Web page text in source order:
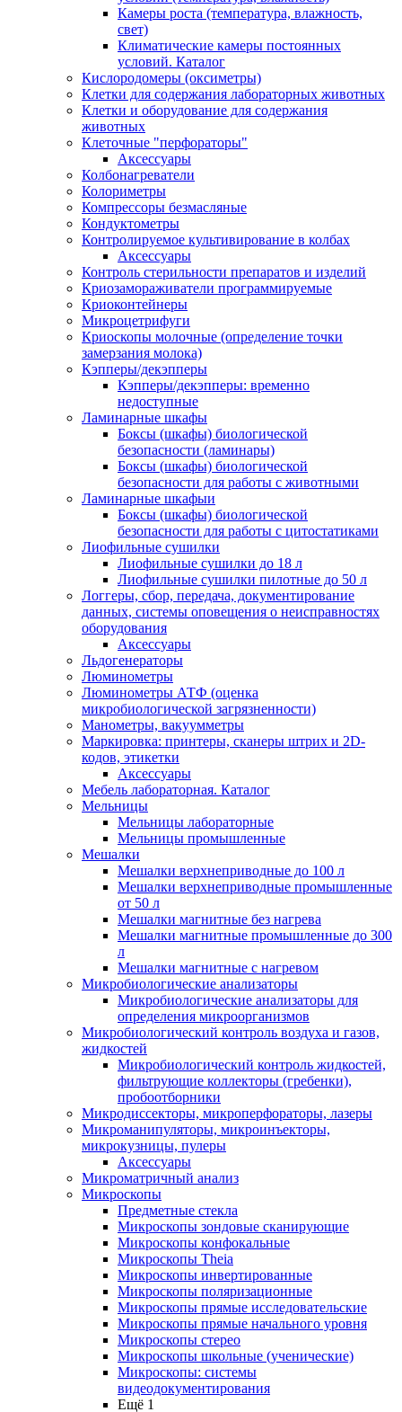
Камеры роста (температура, влажность,
свет)
Климатические камеры постоянных
условий. Каталог
Кислородомеры (оксиметры)
Клетки для содержания лабораторных животных
Клетки и оборудование для содержания
животных
Клеточные "перфораторы"
Аксессуары
Колбонагреватели
Колориметры
Компрессоры безмасляные
Кондуктометры
Контролируемое культивирование в колбах
Аксессуары
Контроль стерильности препаратов и изделий
Криозамораживатели программируемые
Криоконтейнеры
Микроцетрифуги
Криоскопы молочные (определение точки
замерзания молока)
Кэпперы/декэпперы
Кэпперы/декэпперы: временно
недоступные
Ламинарные шкафы
Боксы (шкафы) биологической
безопасности (ламинары)
Боксы (шкафы) биологической
безопасности для работы с животными
Ламинарные шкафыи
Боксы (шкафы) биологической
безопасности для работы с цитостатиками
Лиофильные сушилки
Лиофильные сушилки до 18 л
Лиофильные сушилки пилотные до 50 л
Логгеры, сбор, передача, документирование
данных, системы оповещения о неисправностях
оборудования
Аксессуары
Льдогенераторы
Люминометры
Люминометры АТФ (оценка
микробиологической загрязненности)
Манометры, вакуумметры
Маркировка: принтеры, сканеры штрих и 2D-
кодов, этикетки
Аксессуары
Мебель лабораторная. Каталог
Мельницы
Мельницы лабораторные
Мельницы промышленные
Мешалки
Мешалки верхнеприводные до 100 л
Мешалки верхнеприводные промышленные
от 50 л
Мешалки магнитные без нагрева
Мешалки магнитные промышленные до 300
л
Мешалки магнитные с нагревом
Микробиологические анализаторы
Микробиологические анализаторы для
определения микроорганизмов
Микробиологический контроль воздуха и газов,
жидкостей
Микробиологический контроль жидкостей,
фильтрующие коллекторы (гребенки),
пробоотборники
Микродиссекторы, микроперфораторы, лазеры
Микроманипуляторы, микроинъекторы,
микрокузницы, пулеры
Аксессуары
Микроматричный анализ
Микроскопы
Предметные стекла
Микроскопы зондовые сканирующие
Микроскопы конфокальные
Микроскопы Theia
Микроскопы инвертированные
Микроскопы поляризационные
Микроскопы прямые исследовательские
Микроскопы прямые начального уровня
Микроскопы стерео
Микроскопы школьные (ученические)
Микроскопы: системы
видеодокументирования
Ещё 1